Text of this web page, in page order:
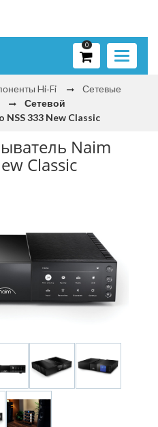
Toggle
0
Hi‑Fi
Сетевые
Сетевой
333 New Classic
Naim
Classic